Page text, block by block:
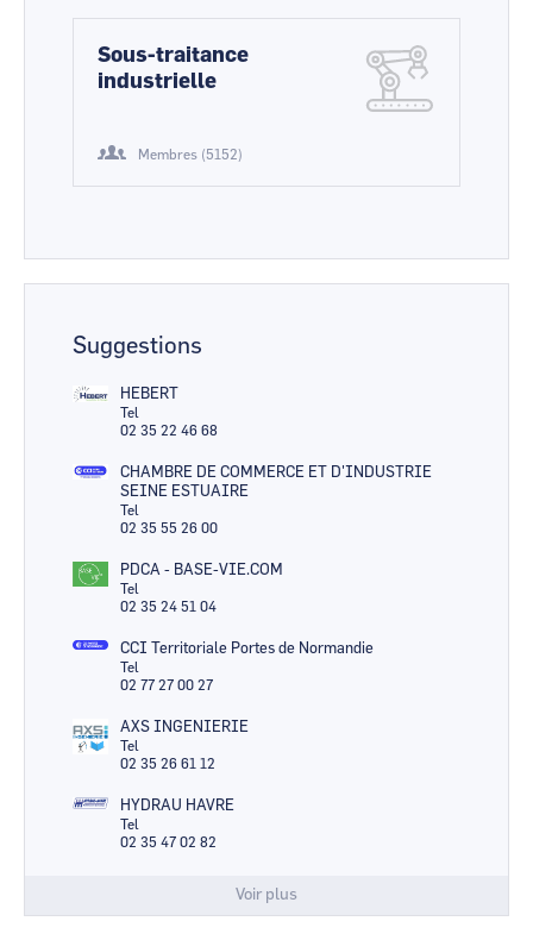
Sous-traitance
industrielle
Membres (5152)
Suggestions
HEBERT
Tel
02 35 22 46 68
CHAMBRE DE COMMERCE ET D'INDUSTRIE
SEINE ESTUAIRE
Tel
02 35 55 26 00
PDCA - BASE-VIE.COM
Tel
02 35 24 51 04
CCI Territoriale Portes de Normandie
Tel
02 77 27 00 27
AXS INGENIERIE
Tel
02 35 26 61 12
HYDRAU HAVRE
Tel
02 35 47 02 82
Voir plus